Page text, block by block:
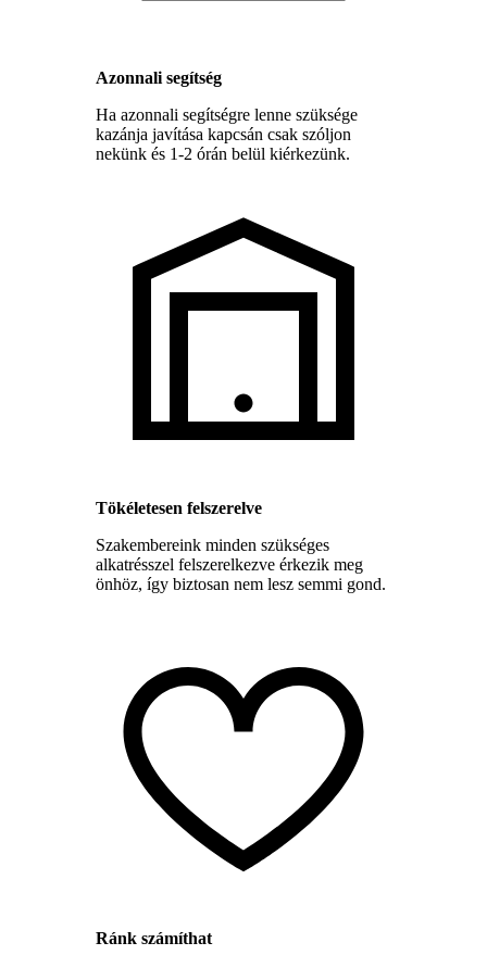
Azonnali segítség
Ha azonnali segítségre lenne szüksége
kazánja javítása kapcsán csak szóljon
nekünk és 1-2 órán belül kiérkezünk.
Tökéletesen felszerelve
Szakembereink minden szükséges
alkatrésszel felszerelkezve érkezik meg
önhöz, így biztosan nem lesz semmi gond.
Ránk számíthat